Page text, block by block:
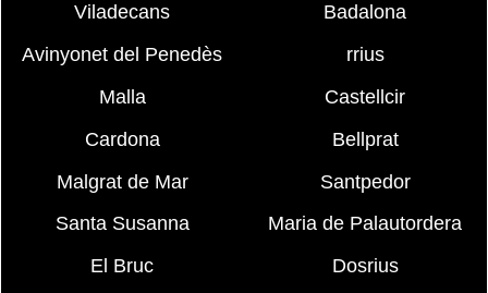
Viladecans
Badalona
Avinyonet del Penedès
rrius
Malla
Castellcir
Cardona
Bellprat
Malgrat de Mar
Santpedor
Santa Susanna
Maria de Palautordera
El Bruc
Dosrius